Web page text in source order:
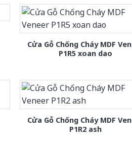
Cửa Gỗ Chống Cháy MDF
P1R5 xoan dao
Cửa Gỗ Chống Cháy MDF
P1R2 ash